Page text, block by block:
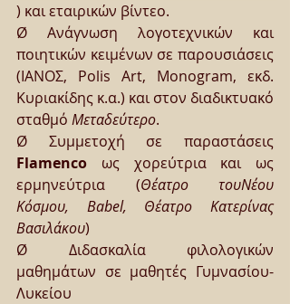
) και εταιρικών βίντεο.
Ø Ανάγνωση λογοτεχνικών και
ποιητικών κειμένων σε παρουσιάσεις
(ΙΑΝΟΣ, Polis Art, Monogram, εκδ.
Κυριακίδης κ.α.) και στον διαδικτυακό
σταθμό Μεταδεύτερο.
Flamenco ως χορεύτρια και ως
ερμηνεύτρια (Θέατρο τουΝέου
Κόσμου, Babel, Θέατρο Κατερίνας
Βασιλάκου)
Ø Διδασκαλία φιλολογικών
μαθημάτων σε μαθητές Γυμνασίου-
Λυκείου